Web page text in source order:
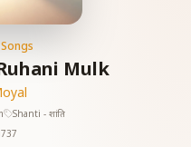
Mulk
Shanti - शांति
737